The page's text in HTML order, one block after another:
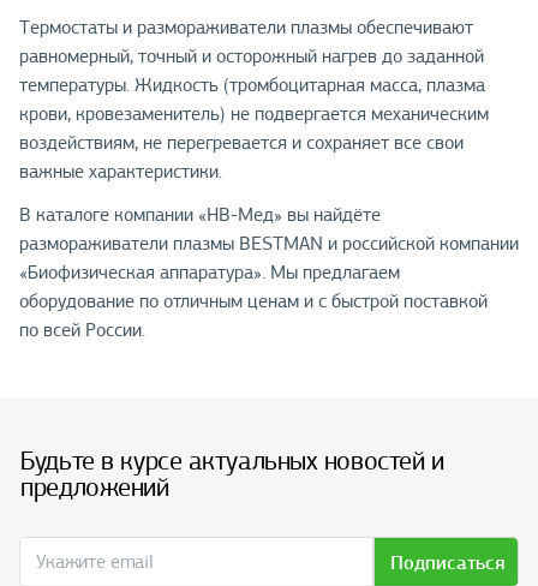
Термостаты и размораживатели плазмы обеспечивают
равномерный, точный и осторожный нагрев до заданной
температуры. Жидкость (тромбоцитарная масса, плазма
крови, кровезаменитель) не подвергается механическим
воздействиям, не перегревается и сохраняет все свои
важные характеристики.
В каталоге компании «НВ-Мед» вы найдёте
размораживатели плазмы BESTMAN и российской компании
«Биофизическая аппаратура». Мы предлагаем
оборудование по отличным ценам и с быстрой поставкой
по всей России.
Будьте в курсе актуальных новостей и
предложений
Подписаться